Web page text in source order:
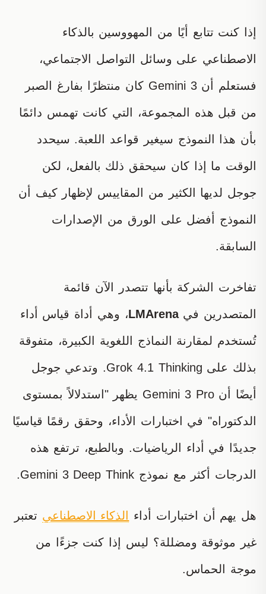
إذا كنت تتابع أيًا من المهووسين بالذكاء
الاصطناعي على وسائل التواصل الاجتماعي،
فستعلم أن Gemini 3 كان منتظرًا بفارغ الصبر
من قبل هذه المجموعة، التي كانت تهمس دائمًا
بأن هذا النموذج سيغير قواعد اللعبة. سيحدد
الوقت ما إذا كان سيحقق ذلك بالفعل، لكن
جوجل لديها الكثير من المقاييس لإظهار كيف أن
النموذج أفضل على الورق من الإصدارات
السابقة.
تفاخرت الشركة بأنها تتصدر الآن قائمة
المتصدرين فيLMArena، وهي أداة قياس أداء
تُستخدم لمقارنة النماذج اللغوية الكبيرة، متفوقة
بذلك على Grok 4.1 Thinking. وتدعي جوجل
أيضًا أن Gemini 3 Pro يظهر "استدلالاً بمستوى
الدكتوراه" في اختبارات الأداء، وحقق رقمًا قياسيًا
جديدًا في أداء الرياضيات. وبالطبع، ترتفع هذه
الدرجات أكثر مع نموذج Gemini 3 Deep Think.
هل يهم أن اختبارات أداء الذكاء الاصطناعي تعتبر
غير موثوقة ومضللة؟ ليس إذا كنت جزءًا من
موجة الحماس.